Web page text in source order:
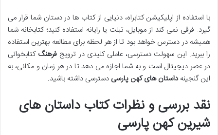
با استفاده از اپلیکیشن کتابراه، دنیایی از کتاب ها در دستان شما قرار می
گیرد. فرقی نمی کند از موبایل، تبلت یا رایانه استفاده کنید؛ کتابخانه شما
همیشه در دسترس خواهد بود تا از هر لحظه برای مطالعه بهترین استفاده
را ببرید. این سهولت دسترسی، عاملی کلیدی در ترویج فرهنگ کتابخوانی
در عصر دیجیتال است و به شما اجازه می دهد تا در هر زمان و مکانی، به
این گنجینهداستان های کهن پارسی دسترسی داشته باشید.
نقد بررسی و نظرات کتاب داستان های
شیرین کهن پارسی